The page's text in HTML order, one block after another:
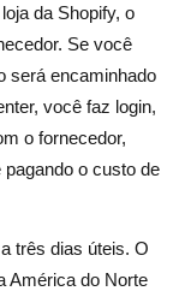
da Shopify, o
Se você
será encaminhado
você faz login,
o fornecedor,
o custo de
três dias úteis. O
América do Norte